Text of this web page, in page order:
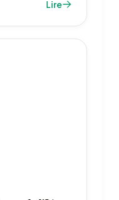
de la Fed.
Lire